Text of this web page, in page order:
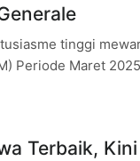
tinggi
Periode Maret
Terbaik,